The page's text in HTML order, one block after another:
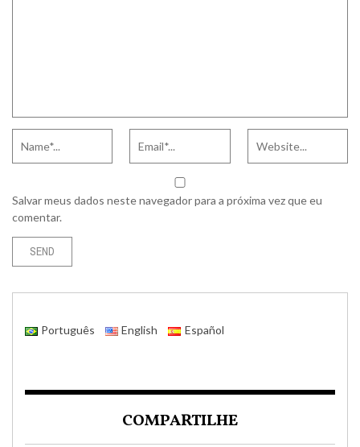
Salvar meus dados neste navegador para a próxima vez que eu
comentar.
Português English Español
COMPARTILHE